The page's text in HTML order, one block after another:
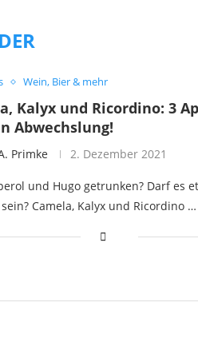
Wein, Bier & mehr
Kalyx und Ricordino: 3
Abwechslung!
Primke 2. Dezember 2021
und Hugo getrunken? Darf es
Camela, Kalyx und Ricordino …